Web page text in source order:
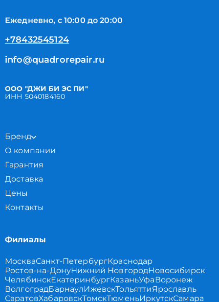
Ежедневно, с 10:00 до 20:00
+78432545124
info@quadrorepair.ru
ООО "ДЖИ БИ ЭС ПИ"
ИНН 5040184160
Бренд
О компании
Гарантия
Доставка
Цены
Контакты
Филиалы
МоскваСанкт-ПетербургКраснодар
Ростов-на-ДонуНижний НовгородНовосибирск
ЧелябинскЕкатеринбургКазаньУфаВоронеж
ВолгоградБарнаулИжевскТольяттиЯрославль
СаратовХабаровскТомскТюменьИркутскСамара